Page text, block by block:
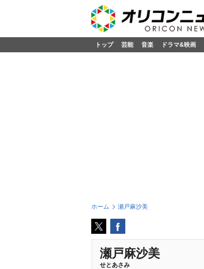
トップ 芸能 音楽 ドラマ&映画
ホーム 瀬戸麻沙美
瀬戸麻沙美
せとあさみ